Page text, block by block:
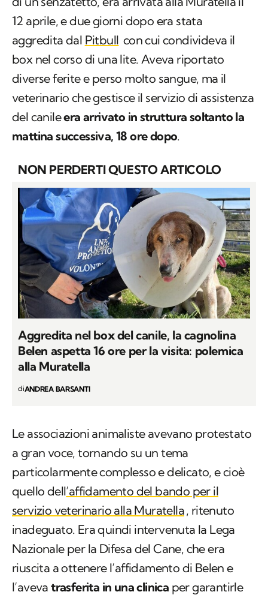
12 aprile, e due giorni dopo era stata
aggredita dal Pitbull con cui condivideva il
box nel corso di una lite. Aveva riportato
diverse ferite e perso molto sangue, ma il
veterinario che gestisce il servizio di assistenza
del canileera arrivato in struttura soltanto la
mattina successiva, 18 ore dopo.
NON PERDERTI QUESTO ARTICOLO
Aggredita nel box del canile, la cagnolina
Belen aspetta 16 ore per la visita: polemica
alla Muratella
diANDREA BARSANTI
Le associazioni animaliste avevano protestato
a gran voce, tornando su un tema
particolarmente complesso e delicato, e cioè
quello dell’affidamento del bando per il
servizio veterinario alla Muratella, ritenuto
inadeguato. Era quindi intervenuta la Lega
Nazionale per la Difesa del Cane, che era
riuscita a ottenere l’affidamento di Belen e
l’aveva trasferita in una clinica per garantirle